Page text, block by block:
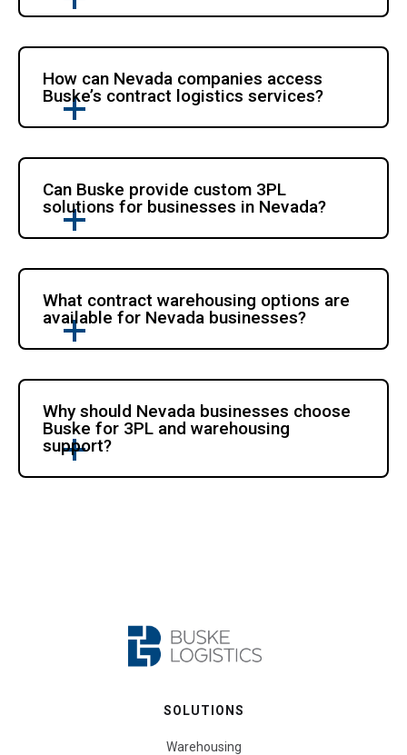
How can Nevada companies access
Buske’s contract logistics services?
Can Buske provide custom 3PL
solutions for businesses in Nevada?
What contract warehousing options are
available for Nevada businesses?
Why should Nevada businesses choose
Buske for 3PL and warehousing
support?
SOLUTIONS
Warehousing